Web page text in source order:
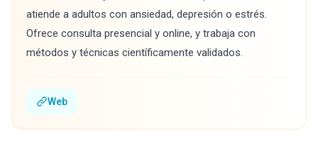
atiende a adultos con ansiedad, depresión o estrés.
Ofrece consulta presencial y online, y trabaja con
métodos y técnicas científicamente validados.
Web